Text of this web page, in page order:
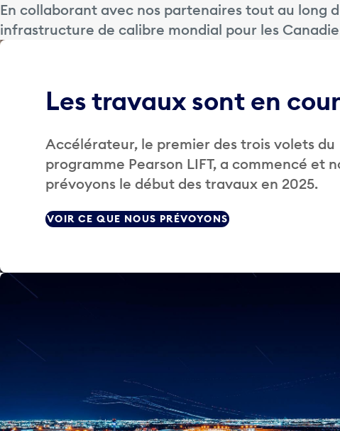
En collaborant avec nos partenaires tout au long
infrastructure de calibre mondial pour les
Les travaux sont en
Accélérateur, le premier des trois volets du
programme Pearson LIFT, a commencé et
prévoyons le début des travaux en 2025.
VOIR CE QUE NOUS PRÉVOYONS